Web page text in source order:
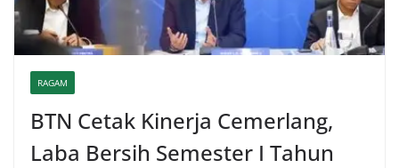
RAGAM
BTN Cetak Kinerja Cemerlang,
Laba Bersih Semester I Tahun